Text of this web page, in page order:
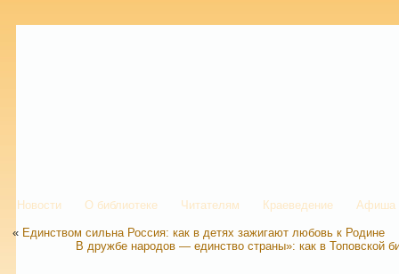
Новости О библиотеке Читателям Краеведение Афиша
« Единством сильна Россия: как в детях зажигают любовь к Родине
В дружбе народов — единство страны»: как в Топовской